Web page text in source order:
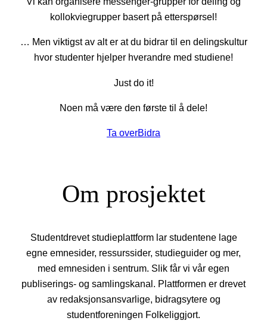
kollokviegrupper basert på etterspørsel!
… Men viktigst av alt er at du bidrar til en delingskultur
hvor studenter hjelper hverandre med studiene!
Just do it!
Noen må være den første til å dele!
Ta overBidra
Om prosjektet
Studentdrevet studieplattform lar studentene lage
egne emnesider, ressurssider, studieguider og mer,
med emnesiden i sentrum. Slik får vi vår egen
publiserings- og samlingskanal. Plattformen er drevet
av redaksjonsansvarlige, bidragsytere og
studentforeningen Folkeliggjort.